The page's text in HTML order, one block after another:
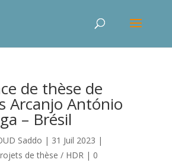
de thèse de
Arcanjo António
– Brésil
Saddo | 31 Juil 2023 |
de thèse / HDR| 0